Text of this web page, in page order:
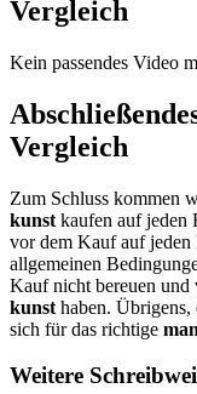
Vergleich
Kein passendes Video
Vergleich
Zum Schluss kommen
kunst kaufen auf jeden
vor dem Kauf auf jeden
allgemeinen
Kauf nicht bereuen und
kunst haben. Übrigens,
sich für das richtige
Weitere